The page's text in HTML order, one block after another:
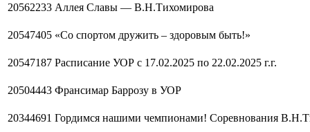
20562233 Аллея Славы — В.Н.Тихомирова
20547405 «Со спортом дружить – здоровым быть!»
20547187 Расписание УОР с 17.02.2025 по 22.02.2025 г.г.
20504443 Франсимар Баррозу в УОР
20344691 Гордимся нашими чемпионами! Соревнования